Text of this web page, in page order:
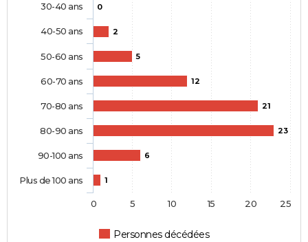
0
2
5
12
21
23
6
1
Personnes décédées
30-40 ans
40-50 ans
50-60 ans
60-70 ans
70-80 ans
80-90 ans
90-100 ans
Plus de 100 ans
0 5 10 15 20 25